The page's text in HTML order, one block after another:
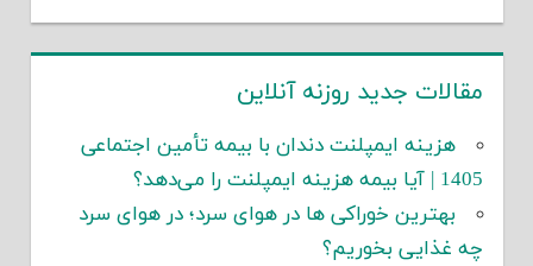
مقالات جدید روزنه آنلاین
هزینه ایمپلنت دندان با بیمه تأمین اجتماعی
1405 | آیا بیمه هزینه ایمپلنت را می‌دهد؟
بهترین خوراکی ها در هوای سرد؛ در هوای سرد
چه غذایی بخوریم؟